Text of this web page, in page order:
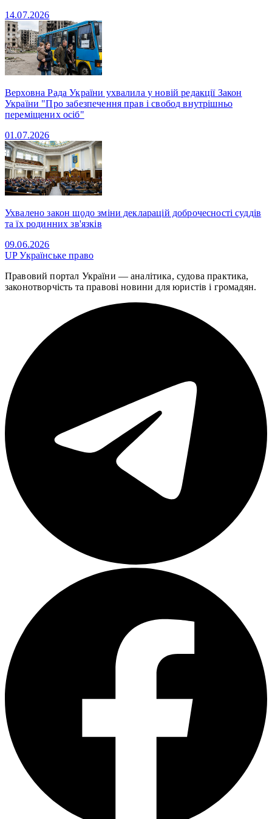
14.07.2026
Верховна Рада України ухвалила у новій редакції Закон
України "Про забезпечення прав і свобод внутрішньо
переміщених осіб"
01.07.2026
Ухвалено закон щодо зміни декларацій доброчесності суддів
та їх родинних зв'язків
09.06.2026
UPУкраїнське право
Правовий портал України — аналітика, судова практика,
законотворчість та правові новини для юристів і громадян.